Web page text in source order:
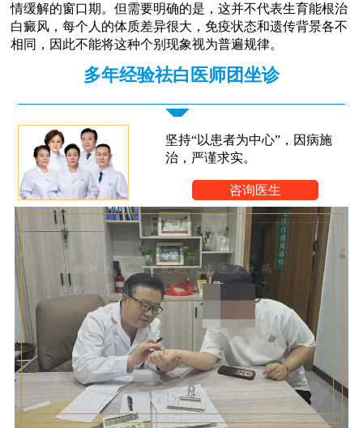
情缓解的窗口期。但需要明确的是，这并不代表生育能根治
白癜风，每个人的体质差异很大，免疫状态和遗传背景各不
相同，因此不能将这种个别现象视为普遍规律。
多年经验祛白医师团坐诊
坚持“以患者为中心”，因病施
治，严谨求实。
咨询医生